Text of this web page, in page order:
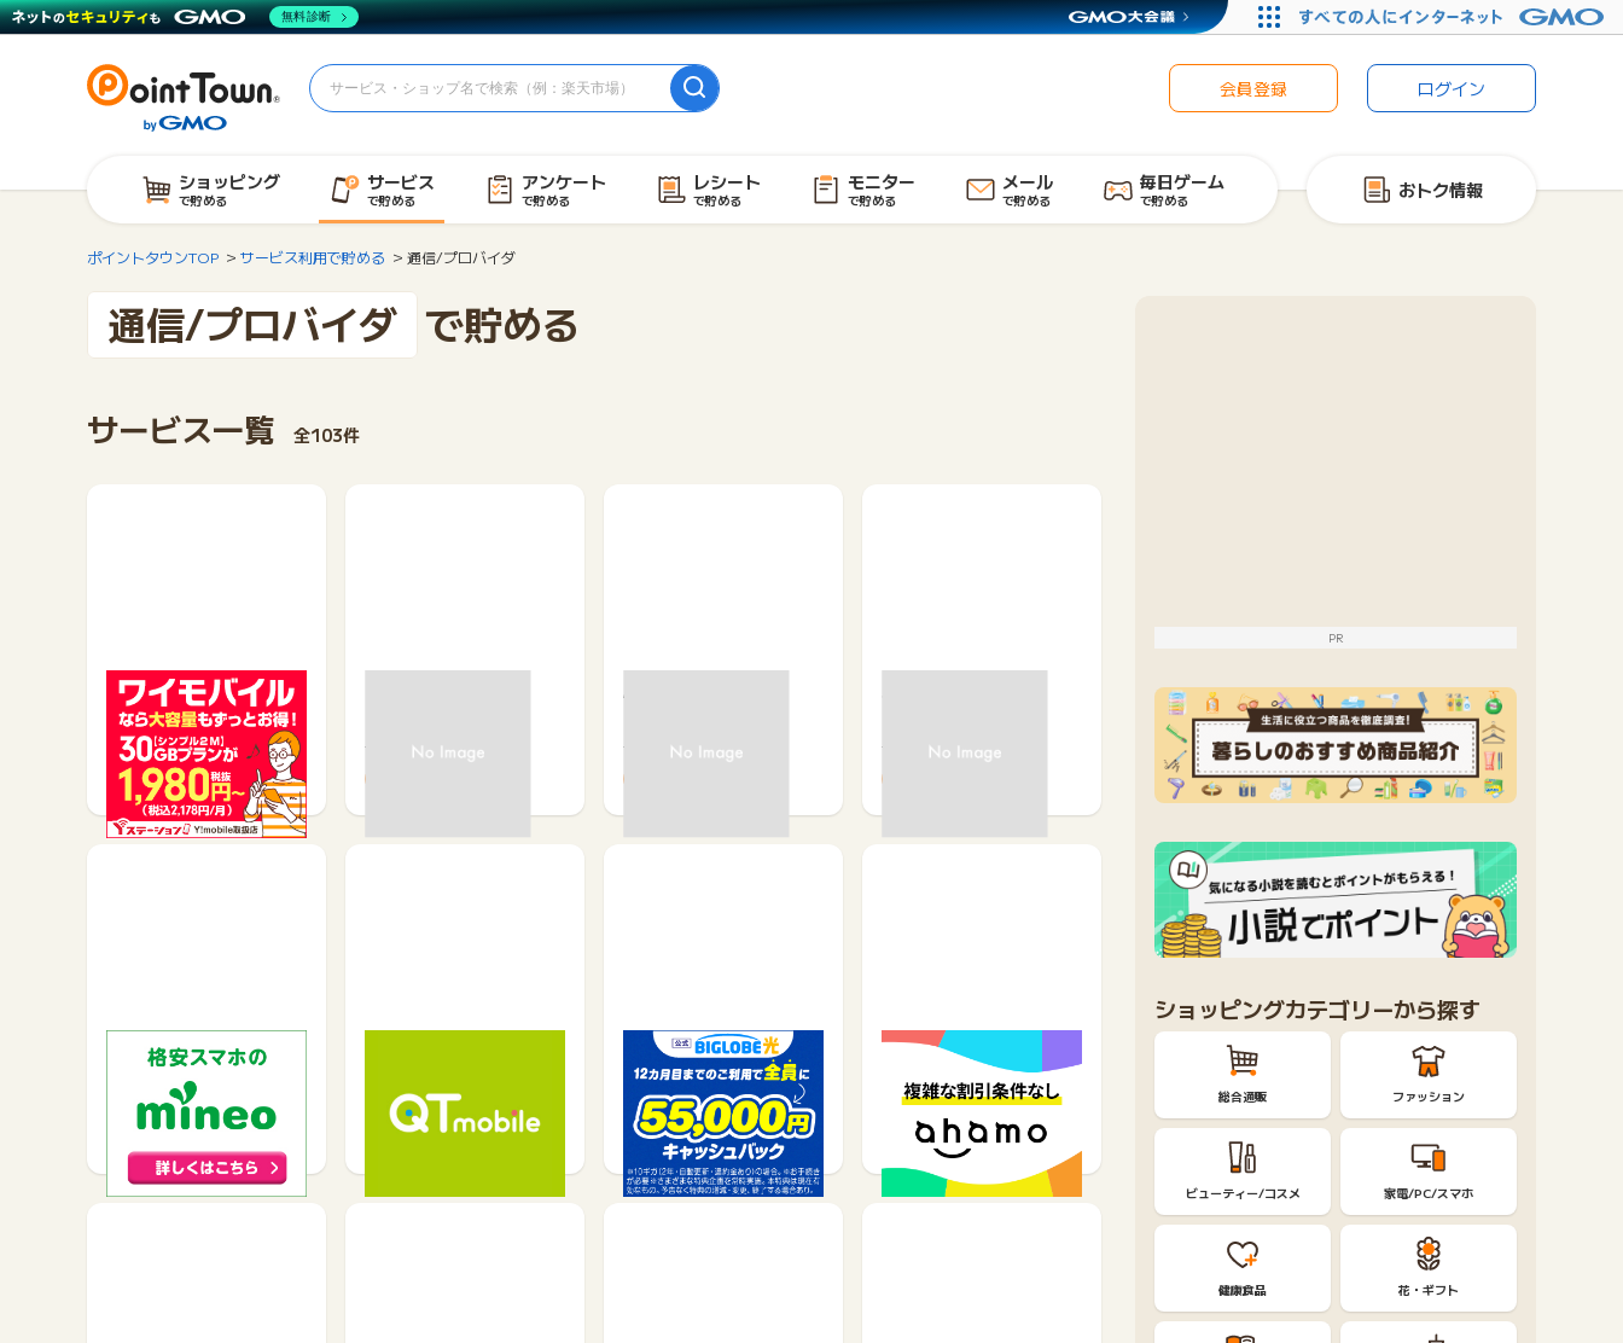
会員登録 ログイン
ショッピング
で貯める
サービス
で貯める
アンケート
で貯める
レシート
で貯める
モニター
で貯める
メール
で貯める
毎日ゲーム
で貯める おトク情報
ポイントタウンTOP サービス利用で貯める 通信/プロバイダ
通信/プロバイダ で貯める
サービス一覧 全103件
ワイモバイルで最速キャ
ッシュバック！Yステーシ
ョ…
サービス契約・取引で
2,000
サービス予約・申込で
AiR-WiFi
サービス予約・申込で サービス予約・申込で
mineo(マイネオ)スマホ
サービス契約・取引で
1,500
サービス契約・取引で
1,800
【公式】 BIGLOBE光（戸
建/マンション） ビッグロ
ー…
サービス契約・取引で
4,347
ahamo（アハモ）
サービス契約・取引で
20,000
PR
ショッピングカテゴリーから探す
総合通販 ファッション
ビューティー/コスメ 家電/PC/スマホ
健康食品 花・ギフト
無料診断